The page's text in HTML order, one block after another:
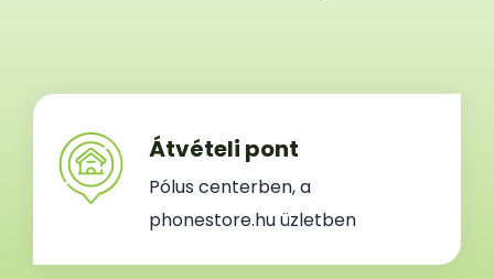
Átvételi pont
Pólus centerben, a
phonestore.hu üzletben